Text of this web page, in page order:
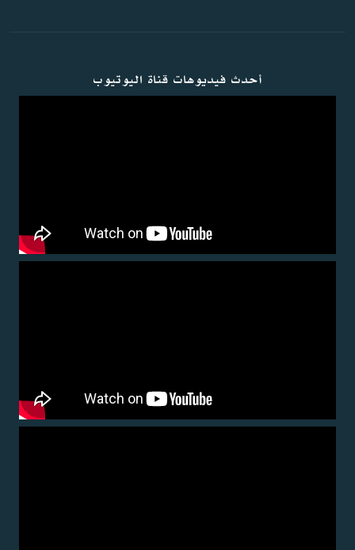
أحدث فيديوهات قناة اليوتيوب